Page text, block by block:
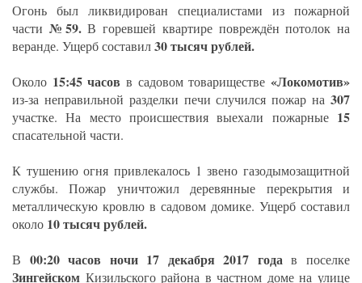
Огонь был ликвидирован специалистами из пожарной
части №59.В горевшей квартире повреждён потолок на
веранде. Ущерб составил30 тысяч рублей.
Около 15:45 часов в садовом товариществе «Локомотив»
из-за неправильной разделки печи случился пожар на 307
участке. На место происшествия выехали пожарные15
спасательной части.
К тушению огня привлекалось 1 звено газодымозащитной
службы. Пожар уничтожил деревянные перекрытия и
металлическую кровлю в садовом домике. Ущерб составил
около 10 тысяч рублей.
В 00:20 часов ночи 17 декабря 2017 года в поселке
Зингейском Кизильского района в частном доме на улице